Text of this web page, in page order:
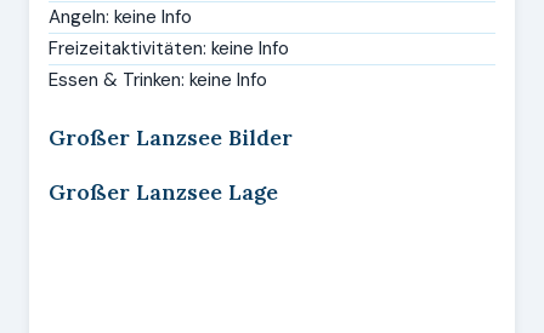
Angeln: keine Info
Freizeitaktivitäten: keine Info
Essen & Trinken: keine Info
Großer Lanzsee Bilder
Großer Lanzsee Lage